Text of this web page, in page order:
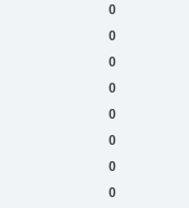
0
0
0
0
0
0
0
0